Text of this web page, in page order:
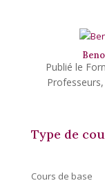
Professeurs,
Type de
Cours de base